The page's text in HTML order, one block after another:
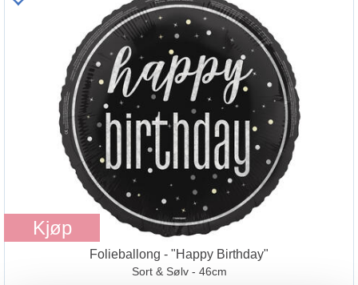
Kjøp
Folieballong - "Happy Birthday"
Sort & Sølv - 46cm